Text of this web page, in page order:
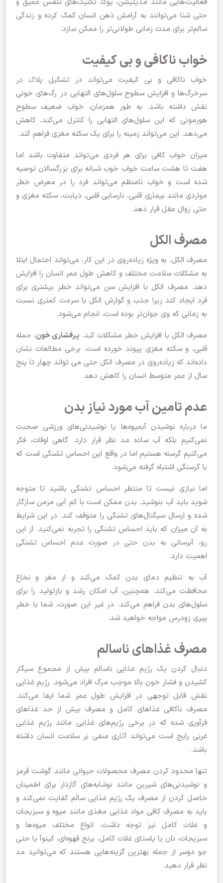
حتی شنا می‌توانند به آرامش ذهن انسان کمک کرده و زندگی
سالم‌تر برای مدت زمانی طولانی‌تر را ممکن سازد.
خواب ناکافی و بی کیفیت
خواب ناکافی و بی کیفیت می‌تواند در تشکیل پلاک در
سرخرگ‌ها و افزایش سطوح سلول‌های التهابی در رگ‌های خونی
نقش داشته باشد. به طور همزمان، خواب ضعیف سطوح
هورمونی که این سلول‌های التهابی را کنترل می‌کند، کاهش
می‌دهد. این می‌تواند زمینه را برای یک سکته مغزی فراهم کند.
میزان خواب کافی برای هر فردی می‌تواند متفاوت باشد اما
هفت تا هشت ساعت خواب خوب شبانه برای بزرگسالان توصیه
شده است و خواب نامنظم می‌تواند فرد را در معرض خطر
مواردی مانند بیماری قلبی، نارسایی قلبی، دیابت، سکته مغزی و
حتی زوال عقل قرار دهد.
مصرف الکل
مصرف الکل، به ویژه زیاده‌روی در این کار، می‌تواند احتمال ابتلا
به مشکلات سلامت مختلف و کاهش طول عمر انسان را افزایش
دهد. مصرف الکل با افزایش سن می‌تواند خطر بیشتری برای
فرد ایجاد کند زیرا جذب و گوارش الکل با سرعت کمتری نسبت
به زمانی که وی جوان‌تر بوده است، انجام می‌شود.
مصرف الکل با افزایش خطر مشکلات کبد، پرفشاری خون، حمله
قلبی، و سکته مغزی پیوند خورده است. برخی مطالعات نشان
داده‌اند که زیاده‌روی در مصرف الکل حتی می تواند چهار تا پنج
سال از عمر متوسط انسان را کاهش دهد.
عدم تامین آب مورد نیاز بدن
ما درباره نوشیدن آبمیوه‌ها یا نوشیدنی‌های ورزشی صحبت
نمی‌کنیم بلکه آب ساده مد نظر قرار دارد. گاهی اوقات، فکر
می‌کنیم گرسنه هستیم اما در واقع این احساس تشنگی است که
با گرسنگی اشتباه گرفته می‌شود.
اما نیازی نیست تا منتظر احساس تشنگی باشید تا متوجه
شوید باید آب بنوشید. بدن ممکن است با کم آبی مزمن سازگار
شده و ارسال سیگنال‌های تشنگی را متوقف کند. در این شرایط
به آن میزان که باید احساس تشنگی را تجربه نمی‌کنید. از این
رو، آبرسانی به بدن حتی در صورت عدم احساس تشنگی
اهمیت دارد.
آب به تنظیم دمای بدن کمک می‌کند و از مغز و نخاع
محافظت می‌کند. همچنین، آب امکان رشد و بازتولید را برای
سلول‌های بدن فراهم می‌کند. در غیر این صورت، شما با خطر
پیری زودرس مواجه خواهید شد.
مصرف غذاهای ناسالم
دنبال کردن یک رژیم غذایی ناسالم بیش از مجموع سیگار
کشیدن و فشار خون بالا موجب مرگ افراد می‌شود. رژیم غذایی
نقش قابل توجهی در افزایش طول عمر شما ایفا می‌کند.
مصرف ناکافی غذاهای کامل و مصرف بیش از حد غذاهای
فرآوری شده که در برخی رژیم‌های غذایی مانند رژیم غذایی
غربی رایج است می‌تواند آثاری منفی بر سلامت انسان داشته
باشد.
تنها محدود کردن مصرف محصولات حیوانی مانند گوشت قرمز
و نوشیدنی‌های شیرین مانند نوشابه‌های گازدار برای اطمینان
حاصل کردن از مصرف یک رژیم غذایی سالم کفایت نمی‌کند و
باید به مصرف کافی مواد غذایی مغذی مانند میوه و سبزیجات
و غلات کامل نیز توجه داشت. انواع مختلف میوه‌ها و
سبزیجات، نان یا پاستای غلات کامل، برنج قهوه‌ای، کینوآ یا حتی
جو دوسر از جمله بهترین گزینه‌هایی هستند که می‌توانید مد
نظر قرار دهید.